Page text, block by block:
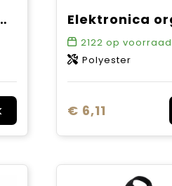
Toiletry Bag Elektronica
2122 op voorraad
Polyester
€ 6,11